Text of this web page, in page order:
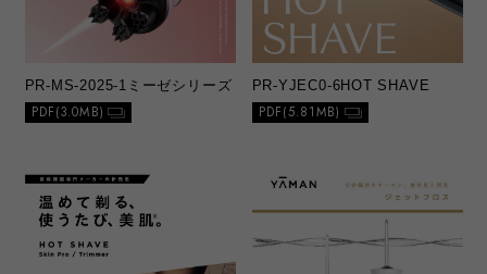
PR-MS-2025-1 ミーゼシリーズ
PDF(3.0MB)
PR-YJEC0-6HOT SHAVE
PDF(5.81MB)